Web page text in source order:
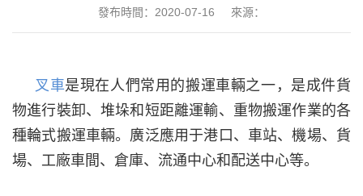
發布時間：2020-07-16 來源：
叉車是現在人們常用的搬運車輛之一，是成件貨
物進行裝卸、堆垛和短距離運輸、重物搬運作業的各
種輪式搬運車輛。廣泛應用于港口、車站、機場、貨
場、工廠車間、倉庫、流通中心和配送中心等。